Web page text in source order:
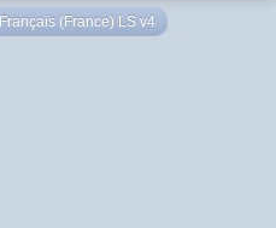
Français (France) LS v4